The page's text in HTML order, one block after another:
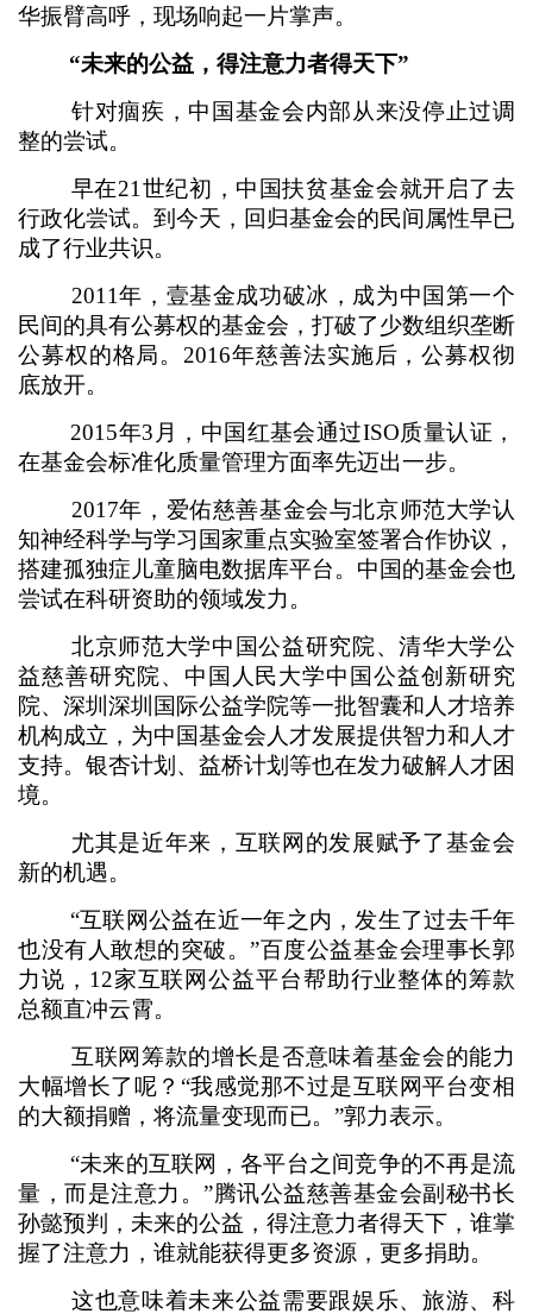
华振臂高呼，现场响起一片掌声。
“未来的公益，得注意力者得天下”
针对痼疾，中国基金会内部从来没停止过调
整的尝试。
早在21世纪初，中国扶贫基金会就开启了去
行政化尝试。到今天，回归基金会的民间属性早已
成了行业共识。
2011年，壹基金成功破冰，成为中国第一个
民间的具有公募权的基金会，打破了少数组织垄断
公募权的格局。2016年慈善法实施后，公募权彻
底放开。
2015年3月，中国红基会通过ISO质量认证，
在基金会标准化质量管理方面率先迈出一步。
2017年，爱佑慈善基金会与北京师范大学认
知神经科学与学习国家重点实验室签署合作协议，
搭建孤独症儿童脑电数据库平台。中国的基金会也
尝试在科研资助的领域发力。
北京师范大学中国公益研究院、清华大学公
益慈善研究院、中国人民大学中国公益创新研究
院、深圳深圳国际公益学院等一批智囊和人才培养
机构成立，为中国基金会人才发展提供智力和人才
支持。银杏计划、益桥计划等也在发力破解人才困
境。
尤其是近年来，互联网的发展赋予了基金会
新的机遇。
“互联网公益在近一年之内，发生了过去千年
也没有人敢想的突破。”百度公益基金会理事长郭
力说，12家互联网公益平台帮助行业整体的筹款
总额直冲云霄。
互联网筹款的增长是否意味着基金会的能力
大幅增长了呢？“我感觉那不过是互联网平台变相
的大额捐赠，将流量变现而已。”郭力表示。
“未来的互联网，各平台之间竞争的不再是流
量，而是注意力。”腾讯公益慈善基金会副秘书长
孙懿预判，未来的公益，得注意力者得天下，谁掌
握了注意力，谁就能获得更多资源，更多捐助。
这也意味着未来公益需要跟娱乐、旅游、科